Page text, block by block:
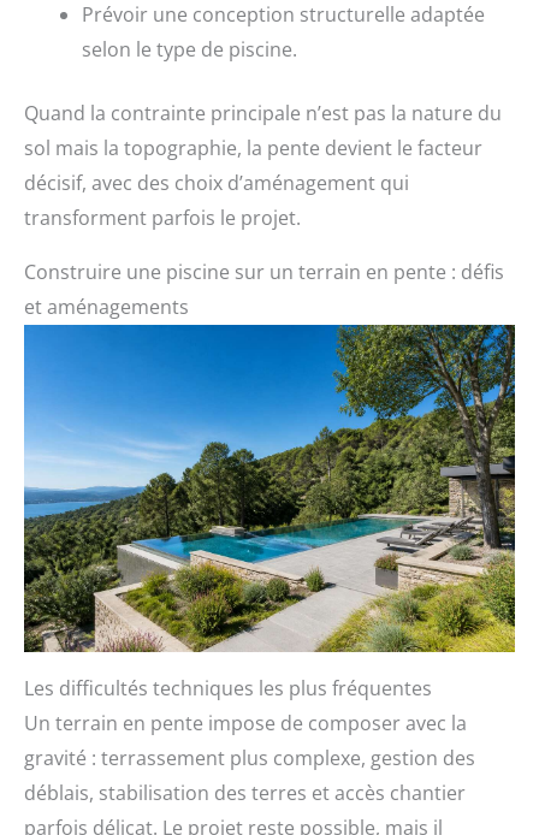
Prévoir une conception structurelle adaptée
selon le type de piscine.
Quand la contrainte principale n’est pas la nature du
sol mais la topographie, la pente devient le facteur
décisif, avec des choix d’aménagement qui
transforment parfois le projet.
Construire une piscine sur un terrain en pente : défis
et aménagements
Les difficultés techniques les plus fréquentes
Un terrain en pente impose de composer avec la
gravité : terrassement plus complexe, gestion des
déblais, stabilisation des terres et accès chantier
parfois délicat. Le projet reste possible, mais il